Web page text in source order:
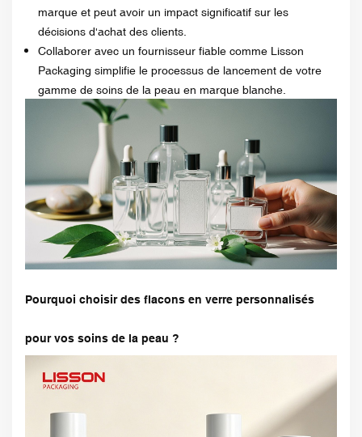
marque et peut avoir un impact significatif sur les
décisions d'achat des clients.
Collaborer avec un fournisseur fiable comme Lisson
Packaging simplifie le processus de lancement de votre
gamme de soins de la peau en marque blanche.
Pourquoi choisir des flacons en verre personnalisés
pour vos soins de la peau ?